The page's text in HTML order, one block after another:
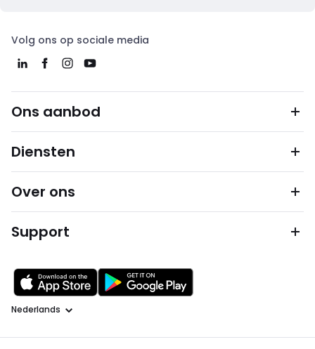
Volg ons op sociale media
Ons aanbod
Diensten
Over ons
Support
Taal